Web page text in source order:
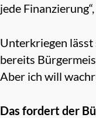
jede
Unterkriegen lässt
bereits
Aber ich will
Das fordert der